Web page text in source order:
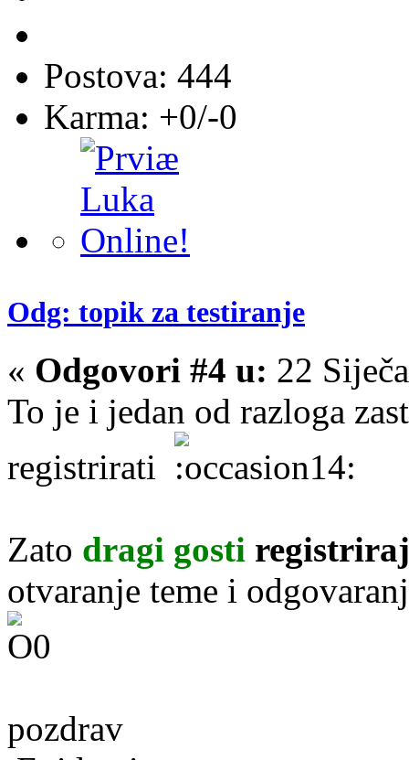
Postova: 444
Karma: +0/-0
Odg: topik za testiranje
« Odgovori #4 u: 22
To je i jedan od razloga
registrirati
Zato dragi gosti
otvaranje teme i
pozdrav